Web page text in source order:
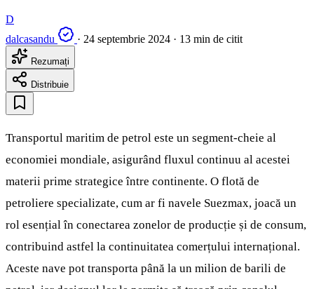
D
dalcasandu
· 24 septembrie 2024 · 13 min de citit
Rezumați
Distribuie
Transportul maritim de petrol este un segment-cheie al
economiei mondiale, asigurând fluxul continuu al acestei
materii prime strategice între continente. O flotă de
petroliere specializate, cum ar fi navele Suezmax, joacă un
rol esențial în conectarea zonelor de producție și de consum,
contribuind astfel la continuitatea comerțului internațional.
Aceste nave pot transporta până la un milion de barili de